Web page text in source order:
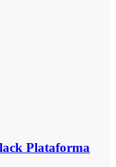
Plataforma